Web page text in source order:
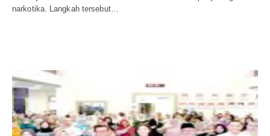
narkotika. Langkah tersebut…